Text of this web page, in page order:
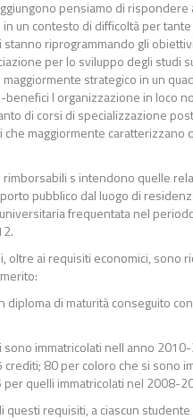
pensiamo di rispondere
un contesto di difficoltà per
stanno riprogrammando gli
per lo sviluppo degli studi
strategico in un
benefici l organizzazione in loco
di corsi di specializzazione
che maggiormente caratterizzano
rimborsabili s intendono quelle
pubblico dal luogo di
frequentata nel
oltre ai requisiti economici, sono
diploma di maturità conseguito
sono immatricolati nell anno
80 per coloro che si sono
quelli immatricolati nel 2008-
questi requisiti, a ciascun